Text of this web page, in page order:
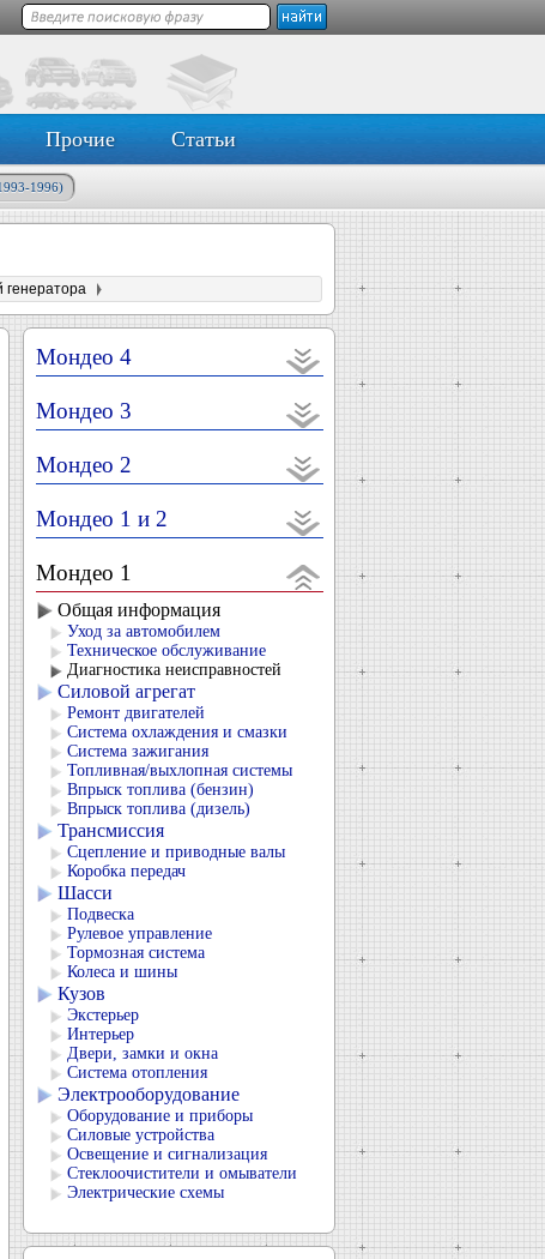
Прочие Статьи
1996)
генератора
Мондео 4
Мондео 3
Мондео 2
Мондео 1 и 2
Мондео 1
Общая информация
Уход за автомобилем
Техническое обслуживание
Диагностика неисправностей
Силовой агрегат
Ремонт двигателей
Система охлаждения и смазки
Система зажигания
Топливная/выхлопная системы
Впрыск топлива (бензин)
Впрыск топлива (дизель)
Трансмиссия
Сцепление и приводные валы
Коробка передач
Шасси
Подвеска
Рулевое управление
Тормозная система
Колеса и шины
Кузов
Экстерьер
Интерьер
Двери, замки и окна
Система отопления
Электрооборудование
Оборудование и приборы
Силовые устройства
Освещение и сигнализация
Стеклоочистители и омыватели
Электрические схемы